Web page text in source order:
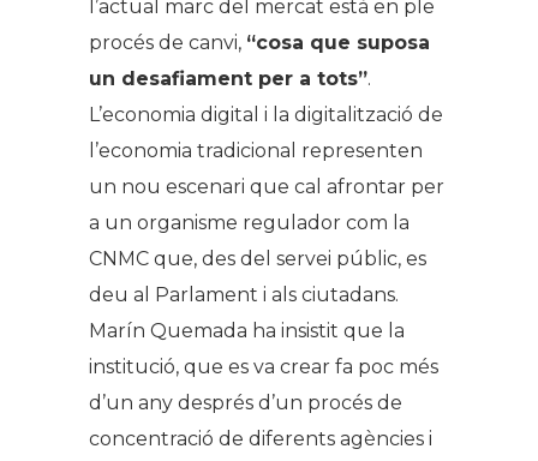
l’actual marc del mercat està en ple
procés de canvi, “cosa que suposa
un desafiament per a tots”.
L’economia digital i la digitalització de
l’economia tradicional representen
un nou escenari que cal afrontar per
a un organisme regulador com la
CNMC que, des del servei públic, es
deu al Parlament i als ciutadans.
Marín Quemada ha insistit que la
institució, que es va crear fa poc més
d’un any després d’un procés de
concentració de diferents agències i